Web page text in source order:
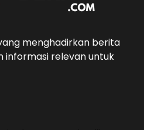
menghadirkan berita
informasi relevan untuk